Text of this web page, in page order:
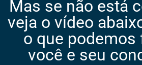
Mas se não está
veja o vídeo
o que podemos
você e seu